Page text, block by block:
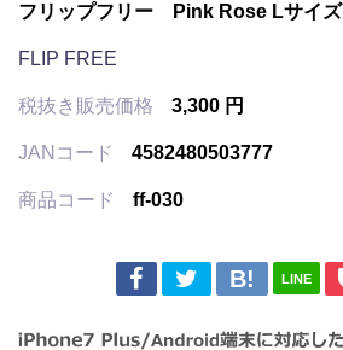
フリップフリー Pink Rose Lサイズ
FLIP FREE
税抜き販売価格 3,300 円
JANコード 4582480503777
商品コード ff-030
LINE